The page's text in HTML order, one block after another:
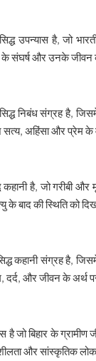
उपन्यास है, जो
के संघर्ष और उनके जीवन
निबंध संग्रह है,
सत्य, अहिंसा और प्रेम के
है, जो गरीबी और
बाद की स्थिति को
कहानी संग्रह है,
दर्द, और जीवन के अर्थ
जो बिहार के ग्रामीण
और सांस्कृतिक